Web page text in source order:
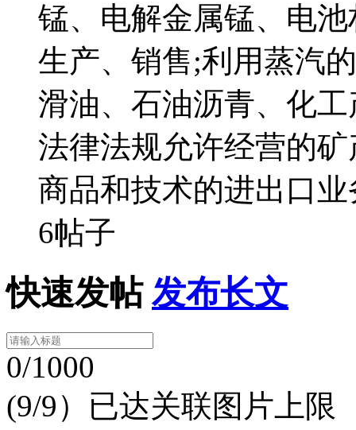
锰、电解金属锰、电
生产、销售;利用蒸汽
滑油、石油沥青、化
法律法规允许经营的
商品和技术的进出口业
6帖子
快速发帖 发布长文
0/1000
(9/9）已达关联图片上限